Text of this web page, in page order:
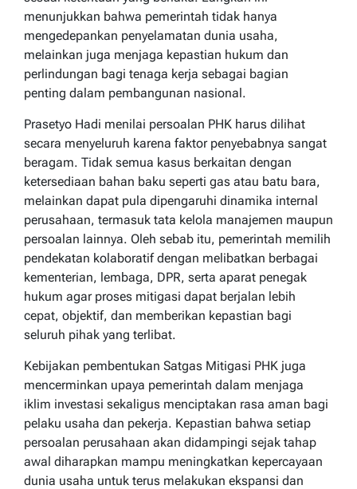
menunjukkan bahwa pemerintah tidak hanya
mengedepankan penyelamatan dunia usaha,
melainkan juga menjaga kepastian hukum dan
perlindungan bagi tenaga kerja sebagai bagian
penting dalam pembangunan nasional.
Prasetyo Hadi menilai persoalan PHK harus dilihat
secara menyeluruh karena faktor penyebabnya sangat
beragam. Tidak semua kasus berkaitan dengan
ketersediaan bahan baku seperti gas atau batu bara,
melainkan dapat pula dipengaruhi dinamika internal
perusahaan, termasuk tata kelola manajemen maupun
persoalan lainnya. Oleh sebab itu, pemerintah memilih
pendekatan kolaboratif dengan melibatkan berbagai
kementerian, lembaga, DPR, serta aparat penegak
hukum agar proses mitigasi dapat berjalan lebih
cepat, objektif, dan memberikan kepastian bagi
seluruh pihak yang terlibat.
Kebijakan pembentukan Satgas Mitigasi PHK juga
mencerminkan upaya pemerintah dalam menjaga
iklim investasi sekaligus menciptakan rasa aman bagi
pelaku usaha dan pekerja. Kepastian bahwa setiap
persoalan perusahaan akan didampingi sejak tahap
awal diharapkan mampu meningkatkan kepercayaan
dunia usaha untuk terus melakukan ekspansi dan